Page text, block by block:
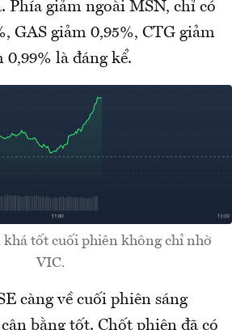
Phía giảm ngoài MSN, chỉ có
GAS giảm 0,95%, CTG giảm
0,99% là đáng kể.
tốt cuối phiên không chỉ nhờ
VIC.
càng về cuối phiên sáng
bằng tốt. Chốt phiên đã có